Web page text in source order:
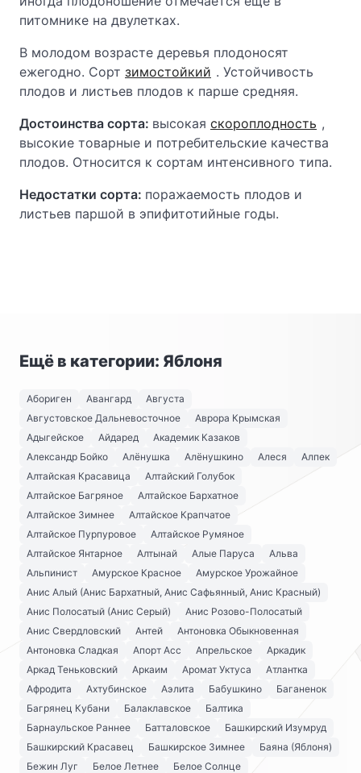
питомнике на двулетках.
В молодом возрасте деревья плодоносят
ежегодно. Сорт зимостойкий . Устойчивость
плодов и листьев плодов к парше средняя.
Достоинства сорта: высокая скороплодность ,
высокие товарные и потребительские качества
плодов. Относится к сортам интенсивного типа.
Недостатки сорта: поражаемость плодов и
листьев паршой в эпифитотийные годы.
Ещё в категории: Яблоня
Абориген Авангард
Августа
Августовское Дальневосточное
Аврора Крымская
Адыгейское
Айдаред
Академик Казаков
Александр Бойко
Алёнушка Алёнушкино Алеся
Алпек
Алтайская Красавица
Алтайский Голубок
Алтайское Багряное
Алтайское Бархатное
Алтайское Зимнее
Алтайское Крапчатое
Алтайское Пурпуровое
Алтайское Румяное
Алтайское Янтарное
Алтынай Алые Паруса
Альва
Альпинист
Амурское Красное
Амурское Урожайное
Анис Алый (Анис Бархатный, Анис Сафьянный, Анис Красный)
Анис Полосатый (Анис Серый)
Анис Розово-Полосатый
Анис Свердловский
Антей
Антоновка Обыкновенная
Антоновка Сладкая
Апорт Асс Апрельское
Аркадик
Аркад Теньковский
Аркаим Аромат Уктуса
Атлантка
Афродита
Ахтубинское Аэлита Бабушкино
Баганенок
Багрянец Кубани
Балаклавское
Балтика
Барнаульское Раннее
Батталовское
Башкирский Изумруд
Башкирский Красавец
Башкирское Зимнее
Баяна (Яблоня)
Бежин Луг
Белое Летнее
Белое Солнце